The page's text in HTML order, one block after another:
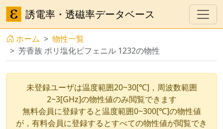
誘電率・透磁率データベース
ホーム
物性一覧
芳香族 ポリ塩化ビフェニル 1232の物性
未登録ユーザは温度範囲20~30[℃]，周波数範囲
2~3[GHz]の物性値のみ閲覧できます
無料会員に登録すると温度範囲0~300[℃]の物性値
が，有料会員に登録するとすべての物性値が閲覧でき